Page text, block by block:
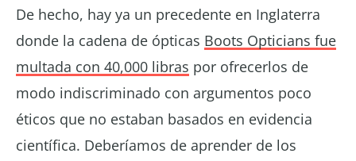
De hecho, hay ya un precedente en Inglaterra
donde la cadena de ópticas Boots Opticians fue
multada con 40,000 libras por ofrecerlos de
modo indiscriminado con argumentos poco
éticos que no estaban basados en evidencia
científica. Deberíamos de aprender de los